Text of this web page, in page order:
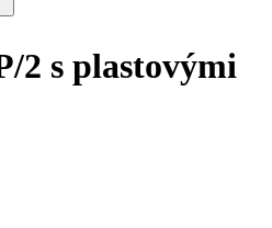
2 s plastovými